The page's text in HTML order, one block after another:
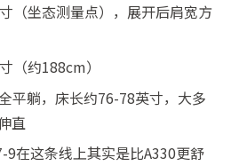
（坐态测量点），展开后肩宽方
（约188cm）
平躺，床长约76-78英寸，大多
直
9在这条线上其实是比A330更舒